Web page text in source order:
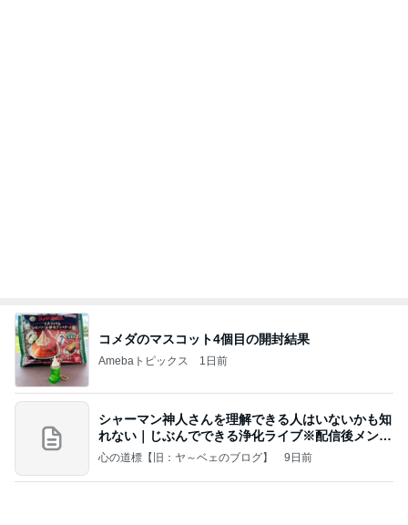
コメダのマスコット4個目の開封結果
Amebaトピックス 1日前
シャーマン神人さんを理解できる人はいないかも知
れない｜じぶんでできる浄化ライブ※配信後メンバ
ー限
心の道標【旧：ヤ～ベェのブログ】 9日前